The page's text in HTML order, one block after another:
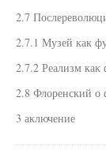
2.7
2.7.1 Музей как
2.7.2 Реализм как
2.8 Флоренский о
3 аключение